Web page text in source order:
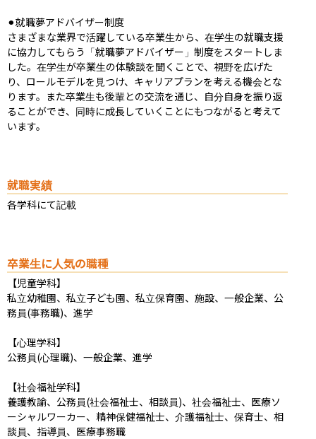
⚫︎就職夢アドバイザー制度
さまざまな業界で活躍している卒業生から、在学生の就職支援
に協力してもらう「就職夢アドバイザー」制度をスタートしま
した。在学生が卒業生の体験談を聞くことで、視野を広げた
り、ロールモデルを見つけ、キャリアプランを考える機会とな
ります。また卒業生も後輩との交流を通じ、自分自身を振り返
ることができ、同時に成長していくことにもつながると考えて
います。
就職実績
各学科にて記載
卒業生に人気の職種
【児童学科】
私立幼稚園、私立子ども園、私立保育園、施設、一般企業、公
務員(事務職)、進学
【心理学科】
公務員(心理職)、一般企業、進学
【社会福祉学科】
養護教諭、公務員(社会福祉士、相談員)、社会福祉士、医療ソ
ーシャルワーカー、精神保健福祉士、介護福祉士、保育士、相
談員、指導員、医療事務職